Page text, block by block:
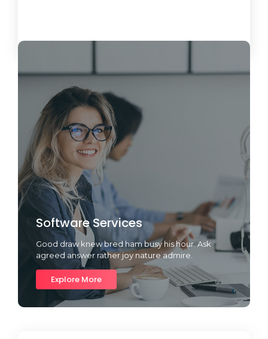
Software Services
Good draw knew bred ham busy his hour. Ask
agreed answer rather joy nature admire.
Explore More